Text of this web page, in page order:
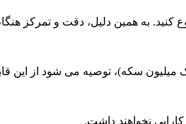
کنید. به همین دلیل، دقت و تمرکز
سکه)، توصیه می‌ شود از این
نخواهند داشت.